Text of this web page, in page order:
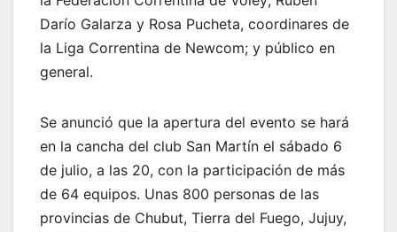
Darío Galarza y Rosa Pucheta, coordinares de
la Liga Correntina de Newcom; y público en
general.
Se anunció que la apertura del evento se hará
en la cancha del club San Martín el sábado 6
de julio, a las 20, con la participación de más
de 64 equipos. Unas 800 personas de las
provincias de Chubut, Tierra del Fuego, Jujuy,